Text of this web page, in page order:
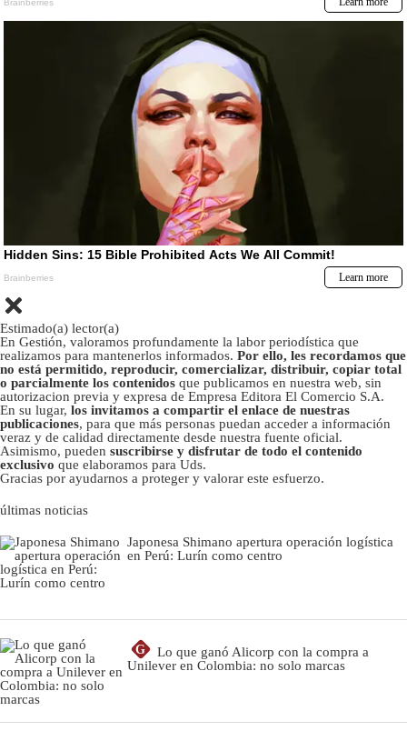
Estimado(a) lector(a)
En Gestión, valoramos profundamente la labor periodística que
realizamos para mantenerlos informados. Por ello, les recordamos que
no está permitido, reproducir, comercializar, distribuir, copiar total
o parcialmente los contenidos que publicamos en nuestra web, sin
autorizacion previa y expresa de Empresa Editora El Comercio S.A.
En su lugar, los invitamos a compartir el enlace de nuestras
publicaciones, para que más personas puedan acceder a información
veraz y de calidad directamente desde nuestra fuente oficial.
Asimismo, pueden suscribirse y disfrutar de todo el contenido
exclusivo que elaboramos para Uds.
Gracias por ayudarnos a proteger y valorar este esfuerzo.
últimas noticias
Japonesa Shimano apertura operación logística
en Perú: Lurín como centro
G
Lo que ganó Alicorp con la compra a
Unilever en Colombia: no solo marcas